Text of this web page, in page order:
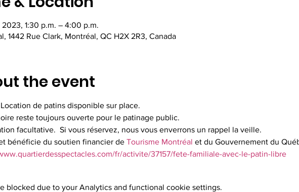
2023, 1:30 p.m. – 4:00 p.m.
1442 Rue Clark, Montréal, QC H2X 2R3, Canada
the event
de patins disponible sur place.
reste toujours ouverte pour le patinage public.
facultative.  Si vous réservez, nous vous enverrons un rappel la veille.
bénéficie du soutien financier de Tourisme Montréal et du Gouvernement du
fr/activite/37157/fete-familiale-avec-le-patin-libre
blocked due to your Analytics and functional cookie settings.